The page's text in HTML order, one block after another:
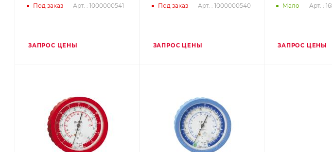
Под заказ Арт. : 1000000541
ЗАПРОС ЦЕНЫ
Под заказ Арт. : 1000000540
ЗАПРОС ЦЕНЫ
Мало Арт. :
ЗАПРОС ЦЕНЫ